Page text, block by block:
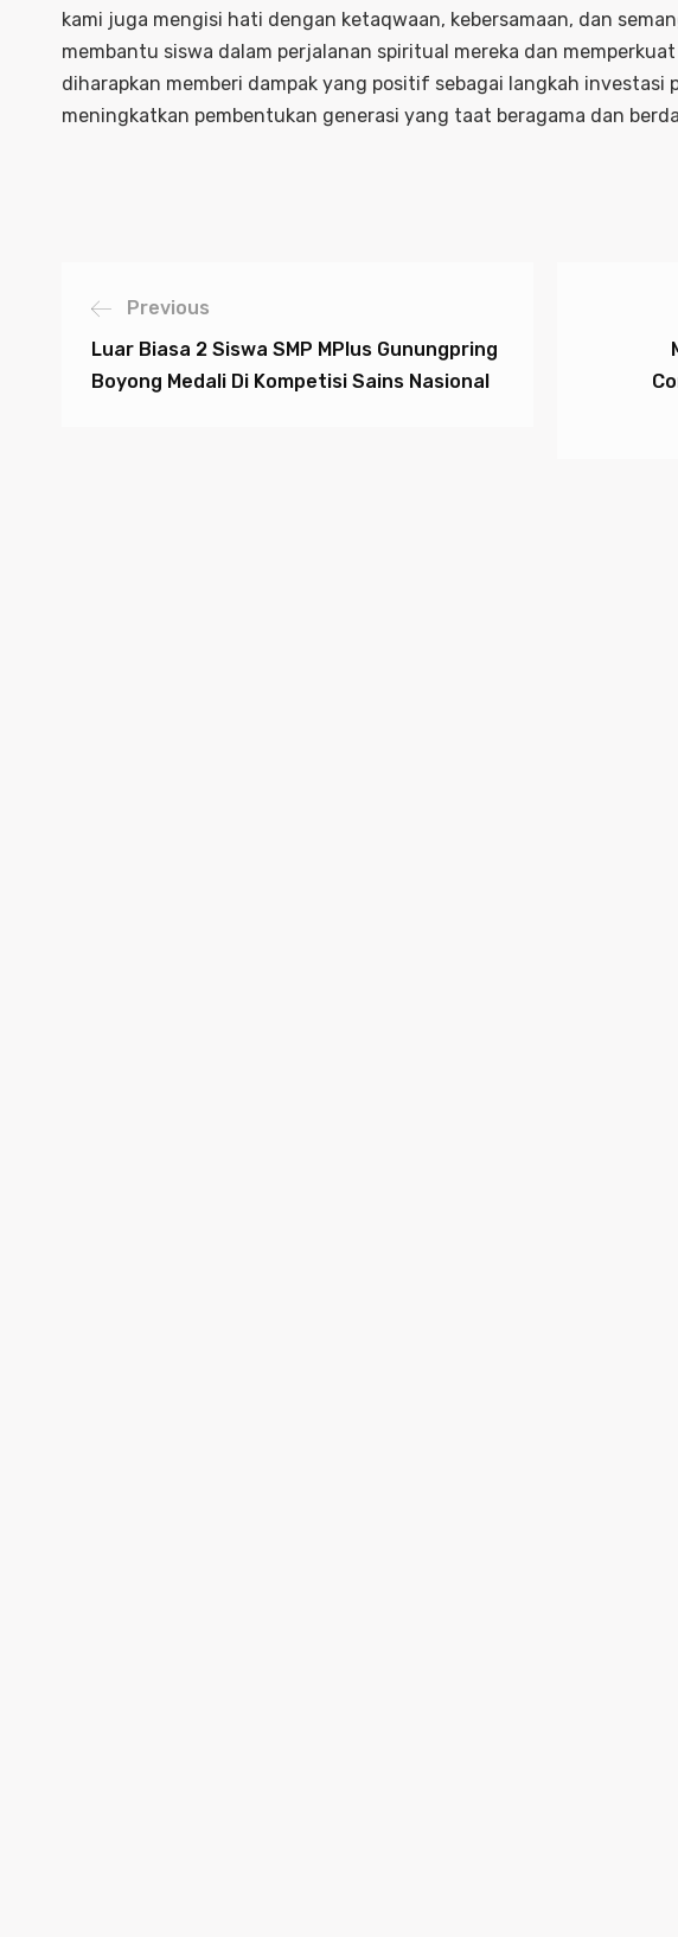
kami juga mengisi hati dengan ketaqwaan, kebersamaan, dan
membantu siswa dalam perjalanan spiritual mereka dan
diharapkan memberi dampak yang positif sebagai langkah investasi
meningkatkan pembentukan generasi yang taat beragama dan
Previous
Luar Biasa 2 Siswa SMP MPlus Gunungpring
Boyong Medali Di Kompetisi Sains Nasional